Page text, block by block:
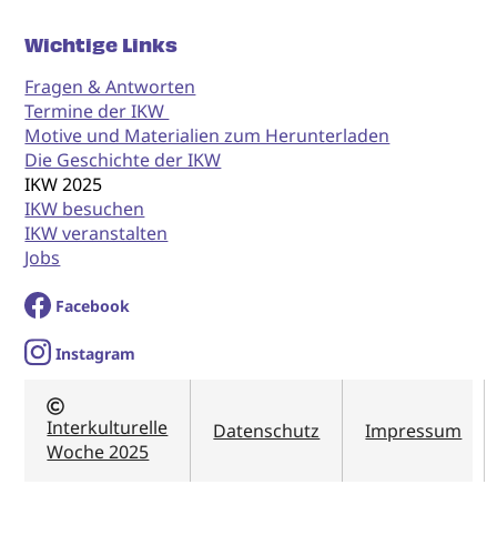
Wichtige Links
Fragen & Antworten
Termine der IKW
Motive und Materialien zum Herunterladen
Die Geschichte der IKW
IKW 2025
IKW besuchen
IKW veranstalten
Jobs
Facebook
Instagram
Interkulturelle
Woche 2025
Datenschutz Impressum